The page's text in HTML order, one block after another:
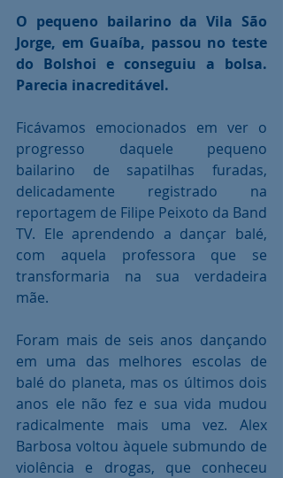
O pequeno bailarino da Vila São
Jorge, em Guaíba, passou no teste
do Bolshoi e conseguiu a bolsa.
Parecia inacreditável.
Ficávamos emocionados em ver o
progresso daquele pequeno
bailarino de sapatilhas furadas,
delicadamente registrado na
reportagem de Filipe Peixoto da Band
TV. Ele aprendendo a dançar balé,
com aquela professora que se
transformaria na sua verdadeira
mãe.
Foram mais de seis anos dançando
em uma das melhores escolas de
balé do planeta, mas os últimos dois
anos ele não fez e sua vida mudou
radicalmente mais uma vez. Alex
Barbosa voltou àquele submundo de
violência e drogas, que conheceu